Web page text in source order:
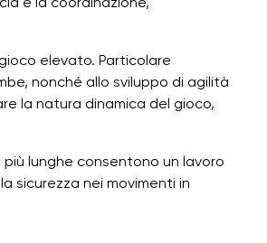
elevato. Particolare
nonché allo sviluppo di agilità
la natura dinamica del gioco,
lunghe consentono un lavoro
sicurezza nei movimenti in